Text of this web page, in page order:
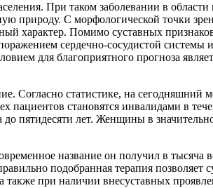
При таком заболевании в
С морфологической точки
Помимо суставных
сердечно-сосудистой системы
для благоприятного прогноза
Согласно статистике, на сегодняшний
становятся инвалидами в
до пятидесяти лет. Женщины в
название он получил в тысяча
подобранная терапия позволяет
также при наличии внесуставных